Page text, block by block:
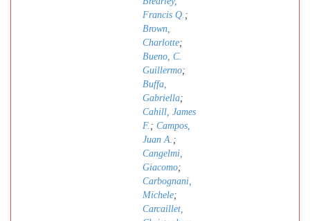
Francis Q. ;
Brown,
Charlotte;
Bueno, C.
Guillermo;
Buffa,
Gabriella;
Cahill, James
F. ; Campos,
Juan A. ;
Cangelmi,
Giacomo;
Carbognani,
Michele;
Carcaillet,